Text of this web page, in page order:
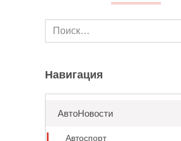
Search
for:
Навигация
АвтоНовости
Автоспорт